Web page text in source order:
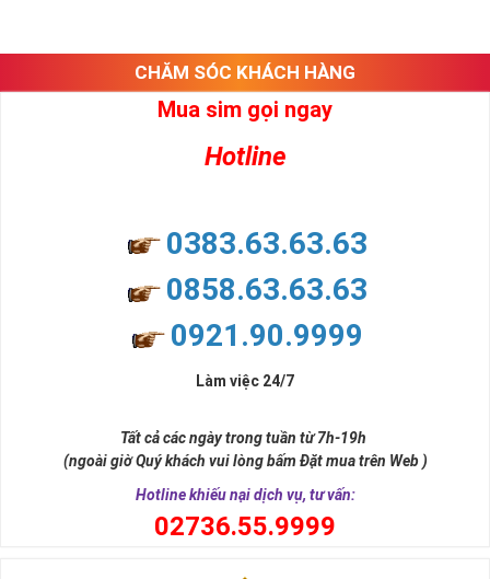
CHĂM SÓC KHÁCH HÀNG
Mua sim gọi ngay
Hotline
0383.63.63.63
0858.63.63.63
0921.90.9999
Làm việc 24/7
Tất cả các ngày trong tuần từ 7h-19h
(ngoài giờ Quý khách vui lòng bấm Đặt mua trên Web )
Hotline khiếu nại dịch vụ, tư vấn:
02736.55.9999